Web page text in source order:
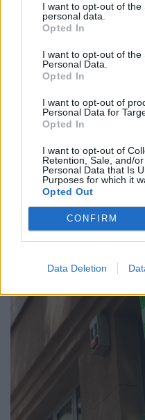
I want to opt-out of the
personal data.
Opted In
I want to opt-out of the
Personal Data.
Opted In
I want to opt-out of
Personal Data for
Opted In
I want to opt-out of
Retention, Sale, and/
Personal Data that Is
Purposes for which it
Opted Out
CONFIRM
Data Deletion
is csökkenthetik a...
Nagyot fogott Toto, a
milliós illegális
A bútorszállítmányba
csempészárut a